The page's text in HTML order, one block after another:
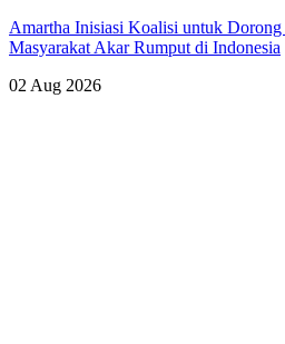
Amartha Inisiasi Koalisi untuk Dorong
Masyarakat Akar Rumput di Indonesia
02 Aug 2026